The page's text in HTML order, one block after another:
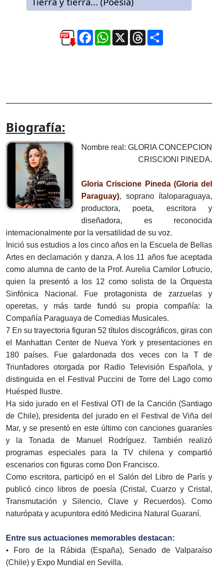
FacebookWhatsApp
X ThreadsCompartir
Biografía:
Nombre real: GLORIA CONCEPCION
CRISCIONI PINEDA.
Gloria Criscione Pineda (Gloria del
Paraguay), soprano ítaloparaguaya,
productora, poeta, escritora y
diseñadora, es reconocida
internacionalmente por la versatilidad de su voz.
Inició sus estudios a los cinco años en la Escuela de Bellas
Artes en declamación y danza. A los 11 años fue aceptada
como alumna de canto de la Prof. Aurelia Camilor Lofrucio,
quien la presentó a los 12 como solista de la Orquesta
Sinfónica Nacional. Fue protagonista de zarzuelas y
operetas, y más tarde fundó su propia compañía: la
Compañía Paraguaya de Comedias Musicales.
7 En su trayectoria figuran 52 títulos discográficos, giras con
el Manhattan Center de Nueva York y presentaciones en
180 países. Fue galardonada dos veces con la T de
Triunfadores otorgada por Radio Televisión Española, y
distinguida en el Festival Puccini de Torre del Lago como
Huésped Ilustre.
Ha sido jurado en el Festival OTI de la Canción (Santiago
de Chile), presidenta del jurado en el Festival de Viña del
Mar, y se presentó en este último con canciones guaraníes
y la Tonada de Manuel Rodríguez. También realizó
programas especiales para la TV chilena y compartió
escenarios con figuras como Don Francisco.
Como escritora, participó en el Salón del Libro de París y
publicó cinco libros de poesía (Cristal, Cuarzo y Cristal,
Transmutación y Silencio, Clave y Recuerdos). Como
naturópata y acupuntora editó Medicina Natural Guaraní.
Entre sus actuaciones memorables destacan:
• Foro de la Rábida (España), Senado de Valparaíso
(Chile) y Expo Mundial en Sevilla.